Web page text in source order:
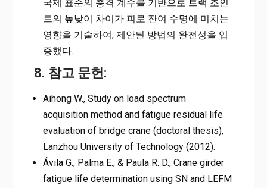
국제 표준의 충격 계수를 기반으로 트랙 조인
트의 높낮이 차이가 피로 잔여 수명에 미치는
영향을 기술하여, 제안된 방법의 완전성을 입
증했다.
8. 참고 문헌:
Aihong W., Study on load spectrum
acquisition method and fatigue residual life
evaluation of bridge crane (doctoral thesis),
Lanzhou University of Technology (2012).
Ávila G., Palma E., & Paula R. D., Crane girder
fatigue life determination using SN and LEFM